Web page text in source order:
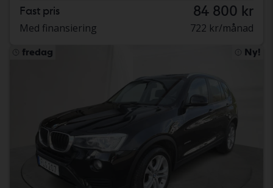
Fast pris 84 800 kr
Med finansiering 722 kr/månad
fredag Ny!